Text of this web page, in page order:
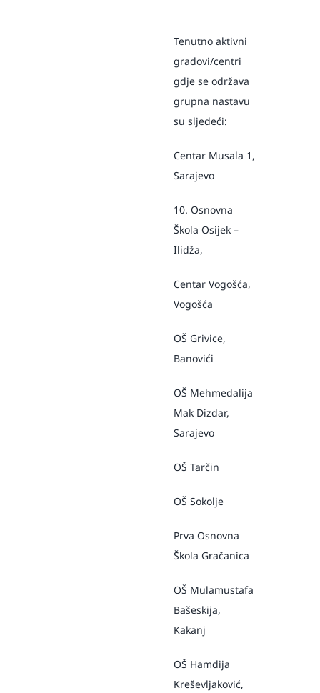
Tenutno aktivni
gradovi/centri
gdje se održava
grupna nastavu
su sljedeći:
Centar Musala 1,
Sarajevo
10. Osnovna
Škola Osijek –
Ilidža,
Centar Vogošća,
Vogošća
OŠ Grivice,
Banovići
OŠ Mehmedalija
Mak Dizdar,
Sarajevo
OŠ Tarčin
OŠ Sokolje
Prva Osnovna
Škola Gračanica
OŠ Mulamustafa
Bašeskija,
Kakanj
OŠ Hamdija
Kreševljaković,